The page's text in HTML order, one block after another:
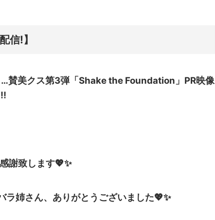
信!】
賛美クス第3弾「Shake the Foundation」PR映像
謝致します💖✨
姉さん、ありがとうございました💖✨